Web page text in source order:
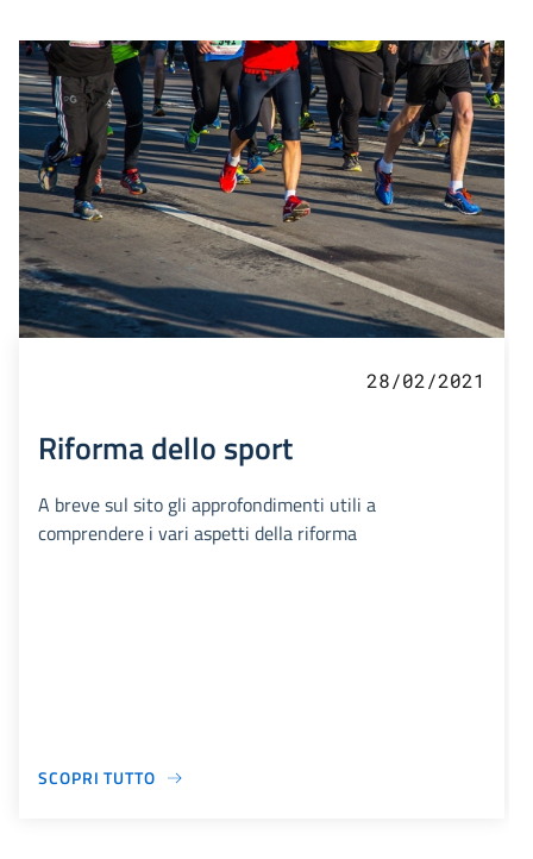
28/02/2021
Riforma dello sport
A breve sul sito gli approfondimenti utili a
comprendere i vari aspetti della riforma
SCOPRI TUTTO